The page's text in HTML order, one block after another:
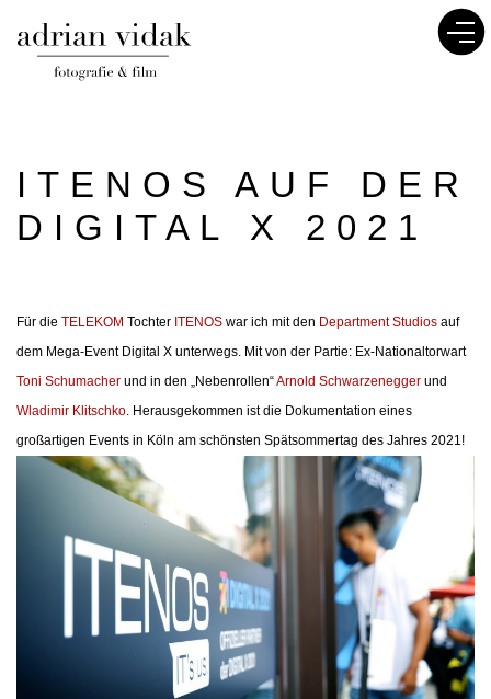
ITENOS AUF DER
DIGITAL X 2021
Für die TELEKOM Tochter ITENOS war ich mit den Department Studios auf
dem Mega-Event Digital X unterwegs. Mit von der Partie: Ex-Nationaltorwart
Toni Schumacher und in den „Nebenrollen“Arnold Schwarzenegger und
Wladimir Klitschko. Herausgekommen ist die Dokumentation eines
großartigen Events in Köln am schönsten Spätsommertag des Jahres 2021!